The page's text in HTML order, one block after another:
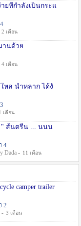
ายที่กำลังเป็นกระแ
4
2 เดือน
านด้วย
4 เดือน
หล น้ำหลาก ได้งั
3
เดือน
" ส้นตรีน ... นนน
4
Dada - 11 เดือน
camper trailer
2
- 3 เดือน